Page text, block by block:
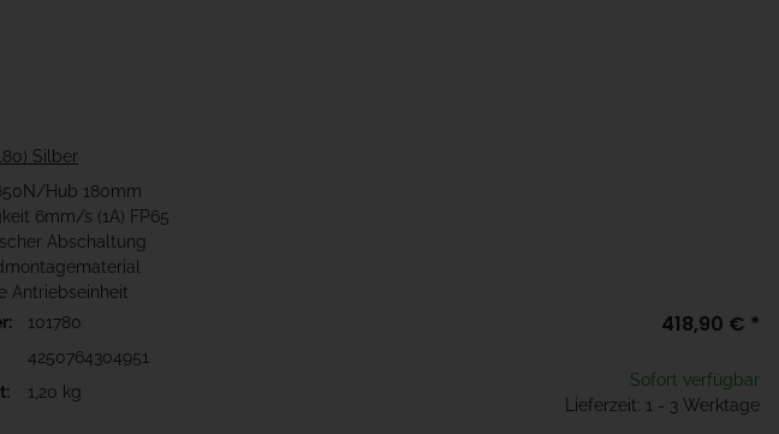
Silber
Hub 180mm
6mm/s (1A) FP65
Abschaltung
Antriebseinheit
101780
4250764304951
1,20 kg
418,90 € *
Sofort verfügbar
Lieferzeit: 1 - 3 Werktage